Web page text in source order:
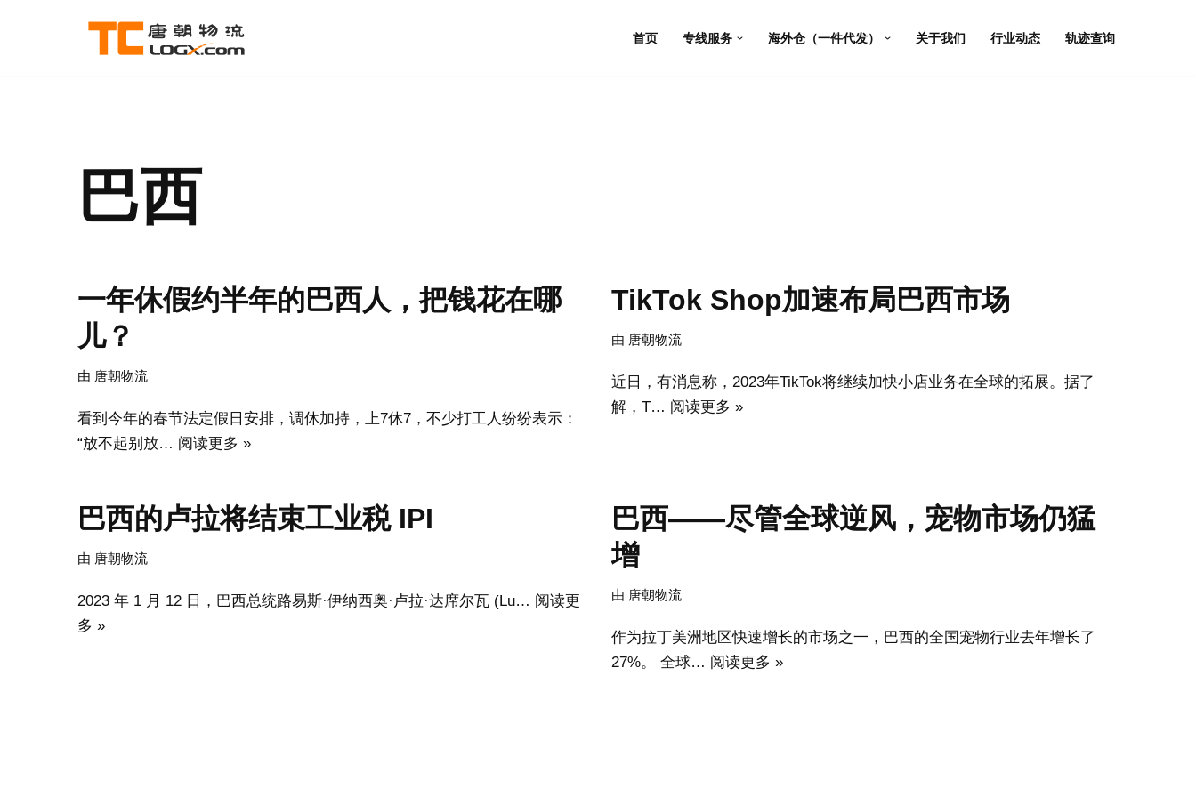
首页 专线服务 海外仓（一件代发） 关于我们 行业动态 轨迹查询
巴西
一年休假约半年的巴西人，把钱花在哪
儿？
由 唐朝物流
看到今年的春节法定假日安排，调休加持，上7休7，不少打工人纷纷表示：
“放不起别放… 阅读更多 »
TikTok Shop加速布局巴西市场
由 唐朝物流
近日，有消息称，2023年TikTok将继续加快小店业务在全球的拓展。据了
解，T… 阅读更多 »
巴西的卢拉将结束工业税 IPI
由 唐朝物流
2023 年 1 月 12 日，巴西总统路易斯·伊纳西奥·卢拉·达席尔瓦 (Lu… 阅读更
多 »
巴西——尽管全球逆风，宠物市场仍猛
增
由 唐朝物流
作为拉丁美洲地区快速增长的市场之一，巴西的全国宠物行业去年增长了
27%。 全球… 阅读更多 »